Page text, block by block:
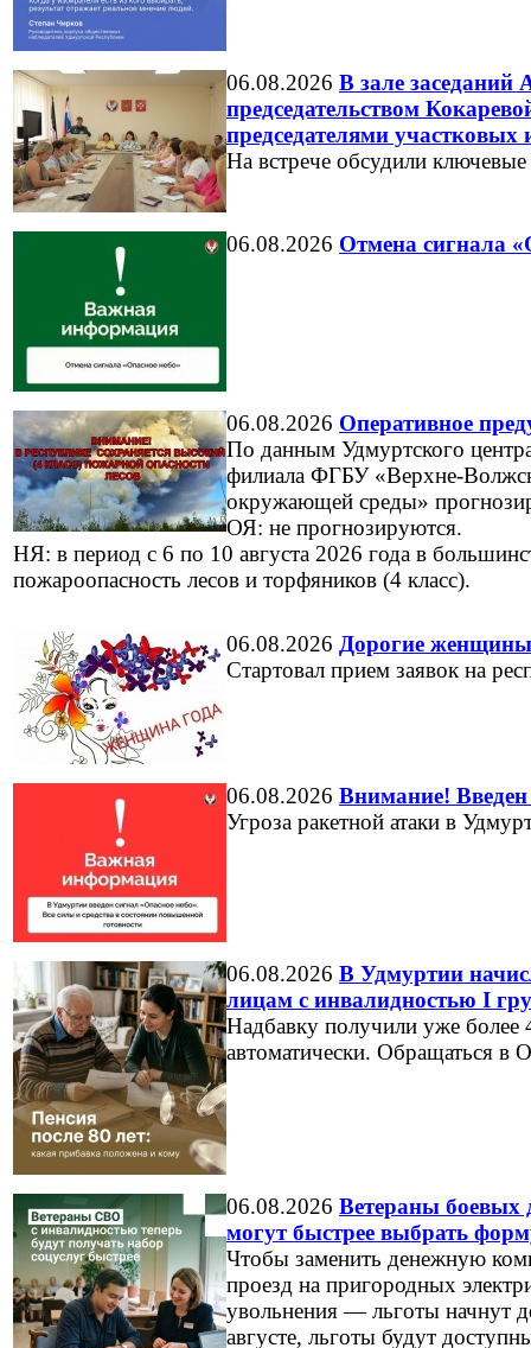
06.08.2026 В зале
председательством
председателями
На встрече обсудили
06.08.2026 Отмена сигнала
06.08.2026 Оперативное
По данным Удмуртского
филиала ФГБУ «Верхне-
окружающей среды»
ОЯ: не прогнозируются.
НЯ: в период с 6 по 10 августа 2026 года в
пожароопасность лесов и торфяников (4 класс).
06.08.2026 Дорогие
Стартовал прием заявок на
06.08.2026 Внимание! Введен
Угроза ракетной атаки в
06.08.2026 В Удмуртии
лицам с инвалидностью I
Надбавку получили уже более
автоматически. Обращаться
06.08.2026 Ветераны боевых
могут быстрее выбрать
Чтобы заменить денежную
проезд на пригородных
увольнения — льготы начнут
августе, льготы будут